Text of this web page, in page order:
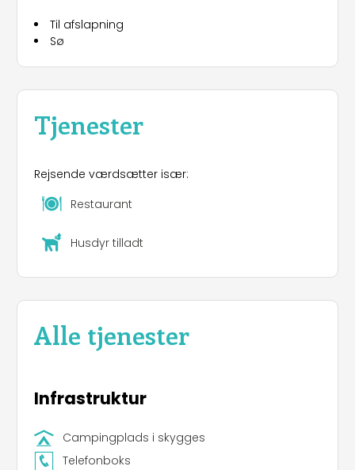
Til afslapning
Sø
Tjenester
Rejsende værdsætter især:
Restaurant
Husdyr tilladt
Alle tjenester
Infrastruktur
Campingplads i skygges
Telefonboks